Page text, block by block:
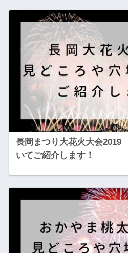
長岡まつり大花火大会
いてご紹介します！